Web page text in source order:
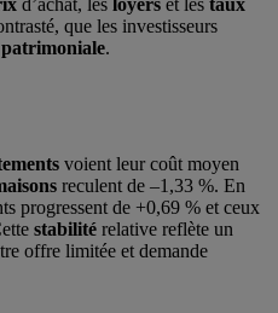
d’achat, lesloyers et lestaux
que les investisseurs
patrimoniale.
voient leur coût moyen
reculent de –1,33 %. En
progressent de +0,69 % et ceux
stabilité relative reflète un
offre limitée et demande